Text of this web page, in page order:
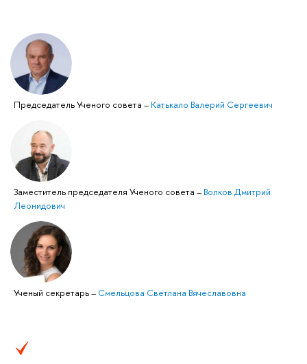
Председатель Ученого совета – Катькало Валерий Сергеевич
Заместитель председателя Ученого совета – Волков Дмитрий
Леонидович
Ученый секретарь– Смельцова Светлана Вячеславовна